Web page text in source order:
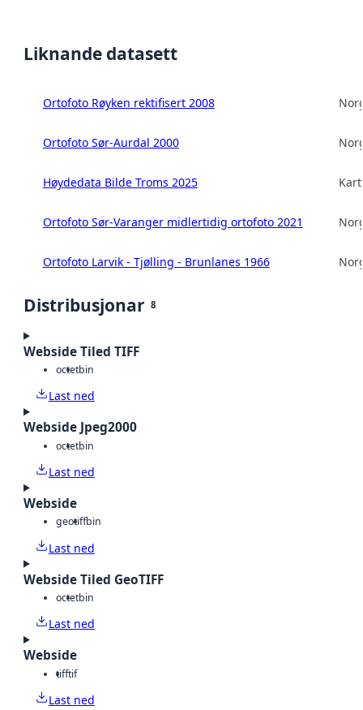
Liknande datasett
Ortofoto Røyken rektifisert 2008
Ortofoto Sør-Aurdal 2000
Høydedata Bilde Troms 2025
Ortofoto Sør-Varanger midlertidig ortofoto 2021
Ortofoto Larvik - Tjølling - Brunlanes 1966
Distribusjonar 8
Webside Tiled TIFF
octetbin
Last ned
Webside Jpeg2000
octetbin
Last ned
Webside
geotiffbin
Last ned
Webside Tiled GeoTIFF
octetbin
Last ned
Webside
tifftif
Last ned